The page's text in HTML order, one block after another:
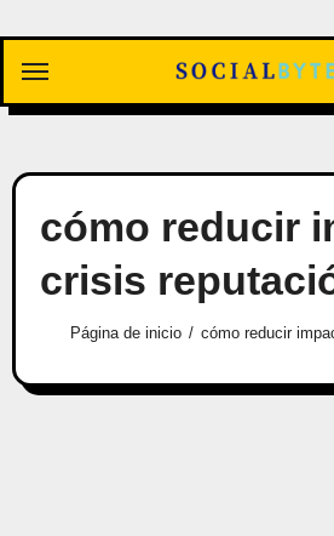
contenido
cómo reducir
crisis
Página de inicio cómo reducir